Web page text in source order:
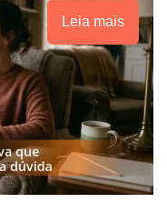
Leia mais